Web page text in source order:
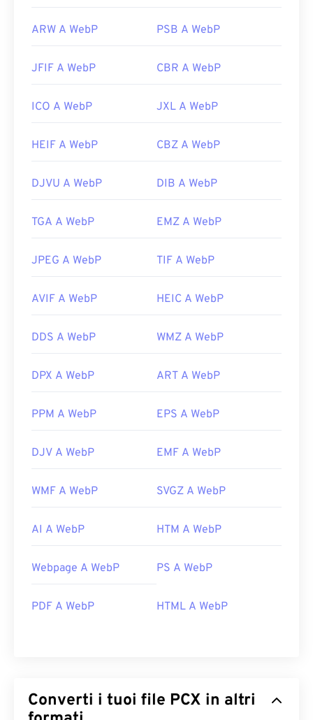
ARW A WebP PSB A WebP
JFIF A WebP CBR A WebP
ICO A WebP JXL A WebP
HEIF A WebP CBZ A WebP
DJVU A WebP DIB A WebP
TGA A WebP EMZ A WebP
JPEG A WebP TIF A WebP
AVIF A WebP HEIC A WebP
DDS A WebP WMZ A WebP
DPX A WebP ART A WebP
PPM A WebP EPS A WebP
DJV A WebP EMF A WebP
WMF A WebP SVGZ A WebP
AI A WebP HTM A WebP
Webpage A WebP PS A WebP
PDF A WebP HTML A WebP
Converti i tuoi file PCX in altri